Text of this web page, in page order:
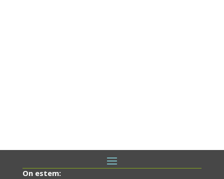
On estem: